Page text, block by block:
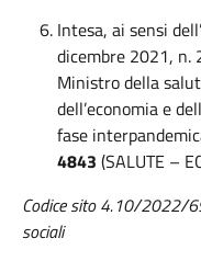
Intesa, ai sensi
dicembre 2021, n.
Ministro della
dell’economia e
fase
4843 (SALUTE –
Codice sito 4.10/2022/
sociali